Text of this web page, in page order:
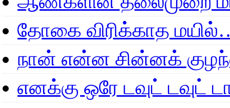
தோகை விரிக்காத
நான் என்ன சின்னக்
எனக்கு ஒரே டவுட் டவுட்